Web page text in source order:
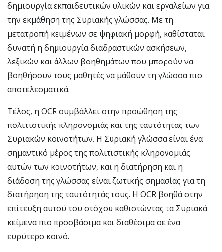
δημιουργία εκπαιδευτικών υλικών και εργαλείων για
την εκμάθηση της Συριακής γλώσσας. Με τη
μετατροπή κειμένων σε ψηφιακή μορφή, καθίσταται
δυνατή η δημιουργία διαδραστικών ασκήσεων,
λεξικών και άλλων βοηθημάτων που μπορούν να
βοηθήσουν τους μαθητές να μάθουν τη γλώσσα πιο
αποτελεσματικά.
Τέλος, η OCR συμβάλλει στην προώθηση της
πολιτιστικής κληρονομιάς και της ταυτότητας των
Συριακών κοινοτήτων. Η Συριακή γλώσσα είναι ένα
σημαντικό μέρος της πολιτιστικής κληρονομιάς
αυτών των κοινοτήτων, και η διατήρηση και η
διάδοση της γλώσσας είναι ζωτικής σημασίας για τη
διατήρηση της ταυτότητάς τους. Η OCR βοηθά στην
επίτευξη αυτού του στόχου καθιστώντας τα Συριακά
κείμενα πιο προσβάσιμα και διαθέσιμα σε ένα
ευρύτερο κοινό.